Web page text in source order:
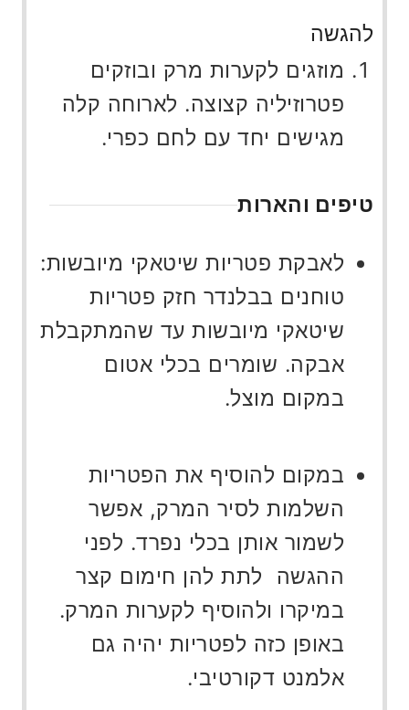
להגשה
מוזגים לקערות מרק ובוזקים
פטרוזיליה קצוצה. לארוחה קלה
מגישים יחד עם לחם כפרי.
טיפים והארות
לאבקת פטריות שיטאקי מיובשות:
טוחנים בבלנדר חזק פטריות
שיטאקי מיובשות עד שהמתקבלת
אבקה. שומרים בכלי אטום
במקום מוצל.
במקום להוסיף את הפטריות
השלמות לסיר המרק, אפשר
לשמור אותן בכלי נפרד. לפני
ההגשה לתת להן חימום קצר
במיקרו ולהוסיף לקערות המרק.
באופן כזה לפטריות יהיה גם
אלמנט דקורטיבי.